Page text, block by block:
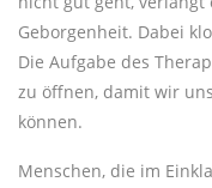
Geborgenheit. Dabei
Die Aufgabe des
zu öffnen, damit wir
können.
Menschen, die im